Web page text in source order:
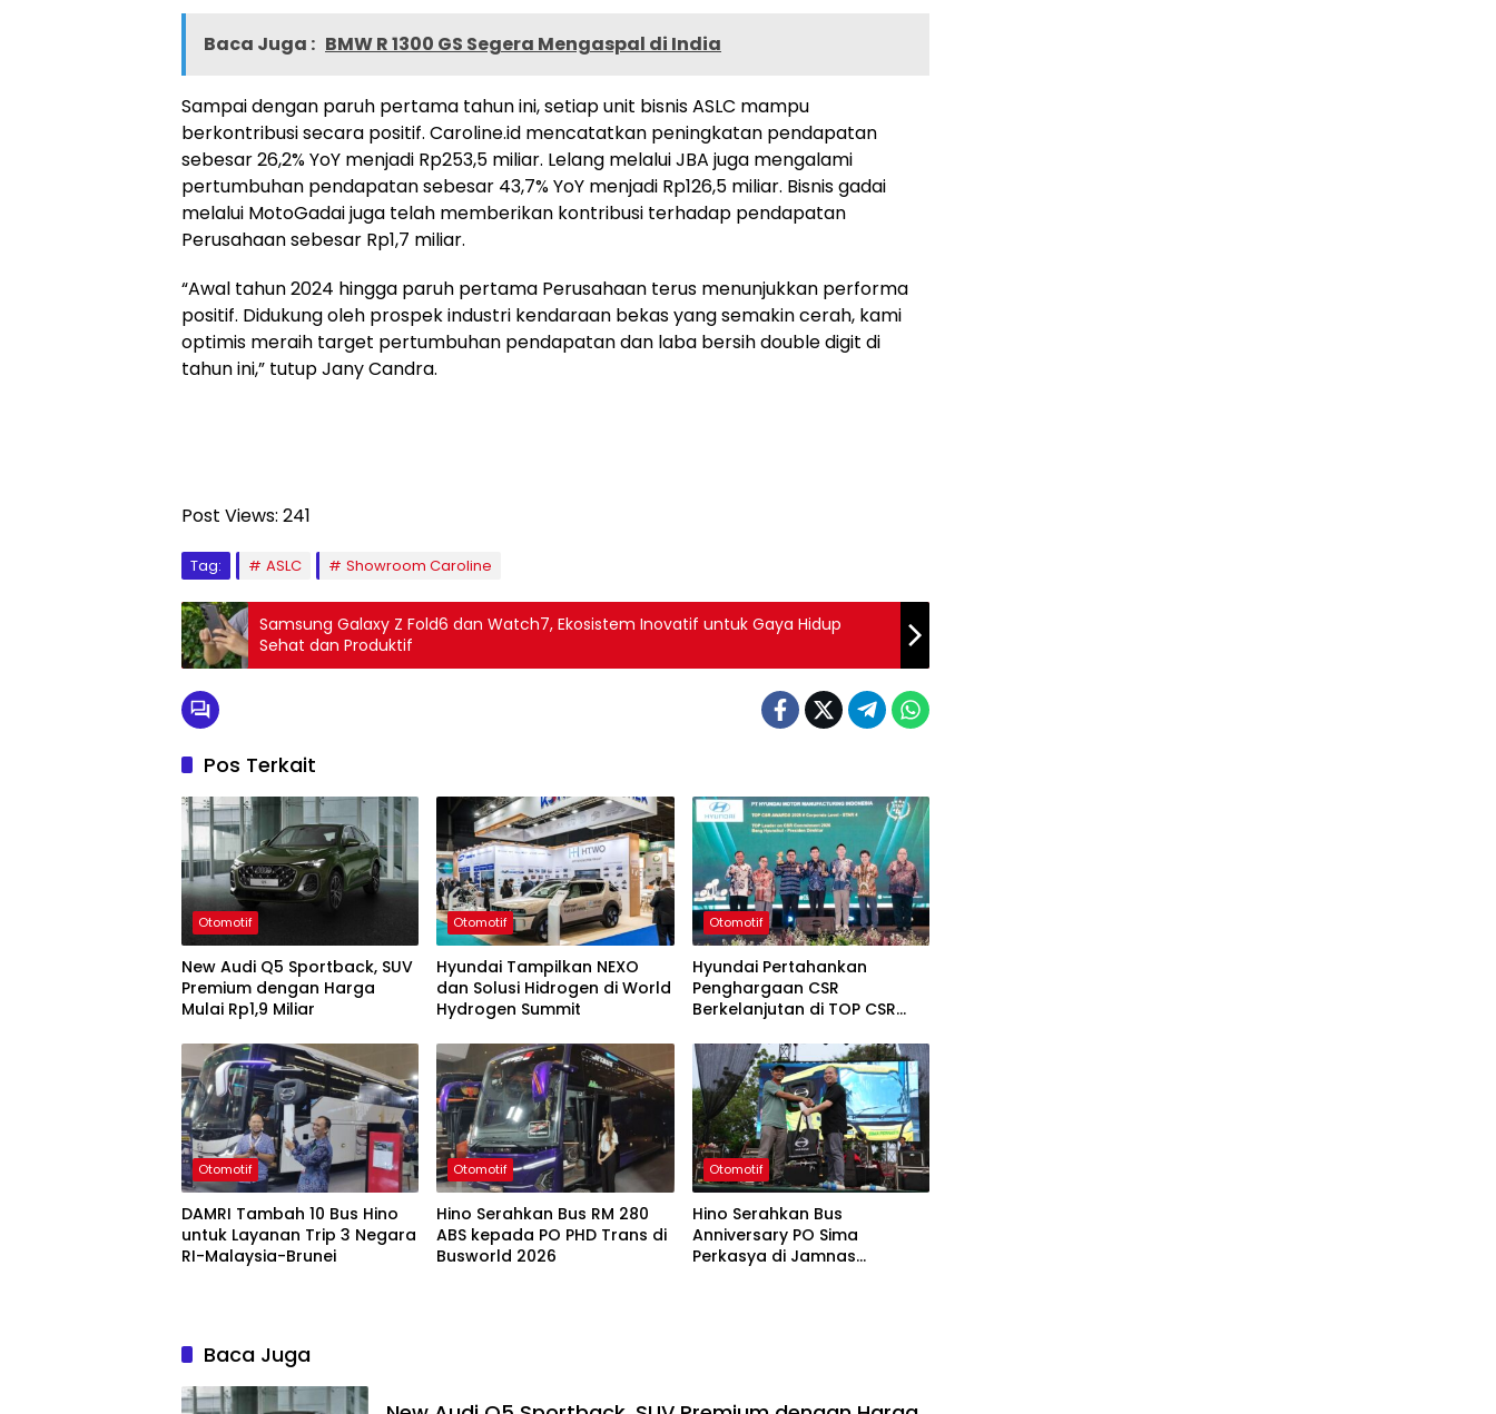
Baca Juga : BMW R 1300 GS Segera Mengaspal di India
Sampai dengan paruh pertama tahun ini, setiap unit bisnis ASLC mampu
berkontribusi secara positif. Caroline.id mencatatkan peningkatan pendapatan
sebesar 26,2% YoY menjadi Rp253,5 miliar. Lelang melalui JBA juga mengalami
pertumbuhan pendapatan sebesar 43,7% YoY menjadi Rp126,5 miliar. Bisnis gadai
melalui MotoGadai juga telah memberikan kontribusi terhadap pendapatan
Perusahaan sebesar Rp1,7 miliar.
“Awal tahun 2024 hingga paruh pertama Perusahaan terus menunjukkan performa
positif. Didukung oleh prospek industri kendaraan bekas yang semakin cerah, kami
optimis meraih target pertumbuhan pendapatan dan laba bersih double digit di
tahun ini,” tutup Jany Candra.
Post Views: 241
Tag: ASLC Showroom Caroline
Samsung Galaxy Z Fold6 dan Watch7, Ekosistem Inovatif untuk Gaya Hidup
Sehat dan Produktif
Pos Terkait
Otomotif
New Audi Q5 Sportback, SUV
Premium dengan Harga
Mulai Rp1,9 Miliar
Otomotif
Hyundai Tampilkan NEXO
dan Solusi Hidrogen di World
Hydrogen Summit
Otomotif
Hyundai Pertahankan
Penghargaan CSR
Berkelanjutan di TOP CSR
Otomotif
DAMRI Tambah 10 Bus Hino
untuk Layanan Trip 3 Negara
RI-Malaysia-Brunei
Otomotif
Hino Serahkan Bus RM 280
ABS kepada PO PHD Trans di
Busworld 2026
Otomotif
Hino Serahkan Bus
Anniversary PO Sima
Perkasya di Jamnas
Baca Juga